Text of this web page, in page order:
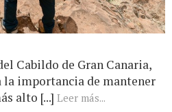
Cabildo de Gran Canaria,
la importancia de mantener
alto [...] Leer más...